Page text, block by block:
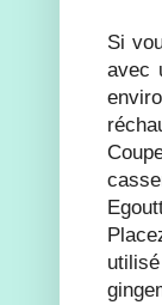
Si
avec